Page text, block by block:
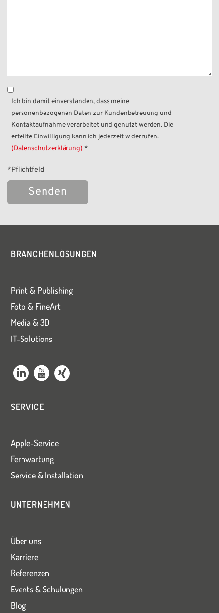
Ich bin damit einverstanden, dass meine
personenbezogenen Daten zur Kundenbetreuung und
Kontaktaufnahme verarbeitet und genutzt werden. Die
erteilte Einwilligung kann ich jederzeit widerrufen.
(Datenschutzerklärung) *
*Pflichtfeld
dieses
Feld
BRANCHENLÖSUNGEN
Print & Publishing
Foto & FineArt
Media & 3D
IT-Solutions
SERVICE
Apple-Service
Fernwartung
Service & Installation
UNTERNEHMEN
Über uns
Karriere
Referenzen
Events & Schulungen
Blog